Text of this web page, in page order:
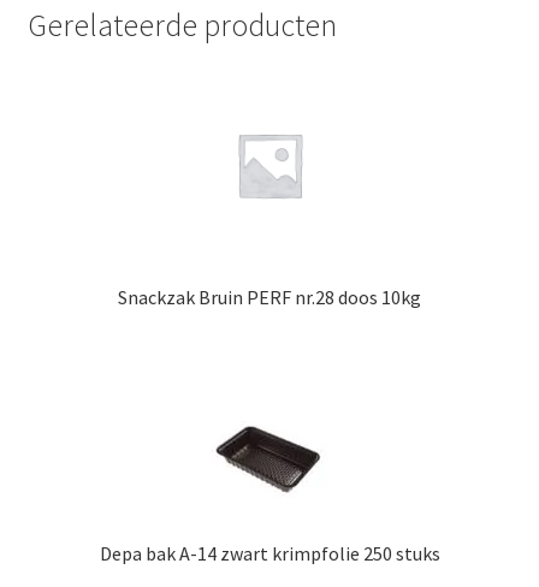
Gerelateerde producten
Snackzak Bruin PERF nr.28 doos 10kg
Depa bak A-14 zwart krimpfolie 250 stuks